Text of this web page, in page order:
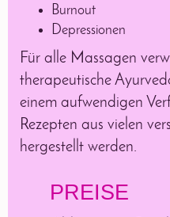
Burnout
Depressionen
Für alle Massagen
therapeutische
einem aufwendigen
Rezepten aus vielen
hergestellt werden.
PREISE